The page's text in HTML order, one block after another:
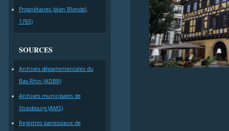
Propriétaires (plan Blondel,
1765)
SOURCES
Archives départementales du
Bas-Rhin (ADBR)
Archives municipales de
Strasbourg (AMS)
Registres paroissiaux de